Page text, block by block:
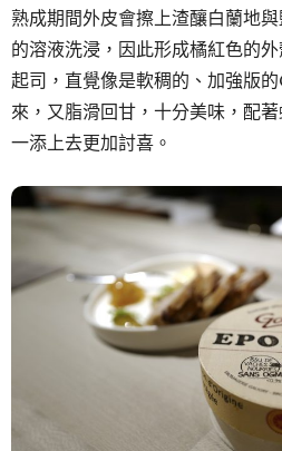
熟成期間外皮會擦上渣釀白蘭地
的溶液洗浸，因此形成橘紅色的
起司，直覺像是軟稠的、加強版
來，又脂滑回甘，十分美味，配
一添上去更加討喜。